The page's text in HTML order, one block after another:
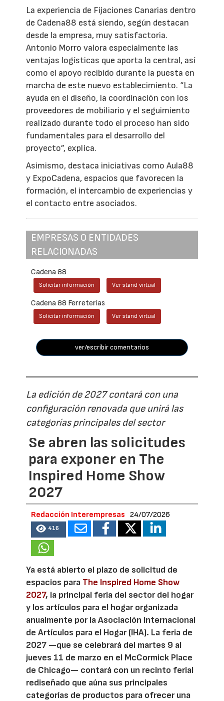
La experiencia de Fijaciones Canarias dentro
de Cadena88 está siendo, según destacan
desde la empresa, muy satisfactoria.
Antonio Morro valora especialmente las
ventajas logísticas que aporta la central, así
como el apoyo recibido durante la puesta en
marcha de este nuevo establecimiento. “La
ayuda en el diseño, la coordinación con los
proveedores de mobiliario y el seguimiento
realizado durante todo el proceso han sido
fundamentales para el desarrollo del
proyecto”, explica.
Asimismo, destaca iniciativas como Aula88
y ExpoCadena, espacios que favorecen la
formación, el intercambio de experiencias y
el contacto entre asociados.
EMPRESAS O ENTIDADES
RELACIONADAS
Cadena 88
Solicitar información Ver stand virtual
Cadena 88 Ferreterías
Solicitar información Ver stand virtual
ver/escribir comentarios
La edición de 2027 contará con una
configuración renovada que unirá las
categorías principales del sector
Se abren las solicitudes
para exponer en The
Inspired Home Show
2027
Redacción Interempresas 24/07/2026
416
Ya está abierto el plazo de solicitud de
espacios para The Inspired Home Show
2027, la principal feria del sector del hogar
y los artículos para el hogar organizada
anualmente por la Asociación Internacional
de Artículos para el Hogar (IHA). La feria de
2027 —que se celebrará del martes 9 al
jueves 11 de marzo en el McCormick Place
de Chicago— contará con un recinto ferial
rediseñado que aúna sus principales
categorías de productos para ofrecer una